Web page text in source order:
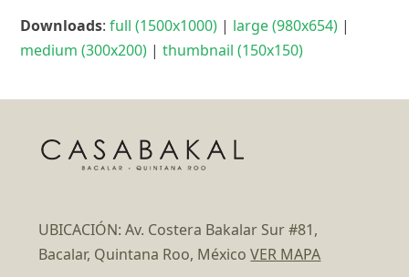
Downloads:full (1500x1000) | large (980x654) |
medium (300x200) |thumbnail (150x150)
UBICACIÓN: Av. Costera Bakalar Sur #81,
Bacalar, Quintana Roo, MéxicoVER MAPA